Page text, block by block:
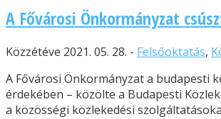
A Fővárosi Önkormányzat
Közzétéve 2021. 05. 28. - Felsőoktatás,
A Fővárosi Önkormányzat a budapesti
érdekében – közölte a Budapesti
a közösségi közlekedési